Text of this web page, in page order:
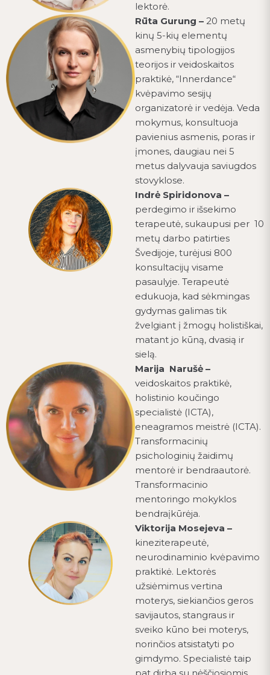
lektorė.
Rūta Gurung – 20 metų
kinų 5-kių elementų
asmenybių tipologijos
teorijos ir veidoskaitos
praktikė, “Innerdance“
kvėpavimo sesijų
organizatorė ir vedėja. Veda
mokymus, konsultuoja
pavienius asmenis, poras ir
įmones, daugiau nei 5
metus dalyvauja saviugdos
stovyklose.
Indrė Spiridonova –
perdegimo ir išsekimo
terapeutė, sukaupusi per 10
metų darbo patirties
Švedijoje, turėjusi 800
konsultacijų visame
pasaulyje. Terapeutė
edukuoja, kad sėkmingas
gydymas galimas tik
žvelgiant į žmogų holistiškai,
matant jo kūną, dvasią ir
sielą.
Marija Narušė –
veidoskaitos praktikė,
holistinio koučingo
specialistė (ICTA),
eneagramos meistrė (ICTA).
Transformacinių
psichologinių žaidimų
mentorė ir bendraautorė.
Transformacinio
mentoringo mokyklos
bendraįkūrėja.
Viktorija Mosejeva –
kineziterapeutė,
neurodinaminio kvėpavimo
praktikė. Lektorės
užsiėmimus vertina
moterys, siekiančios geros
savijautos, stangraus ir
sveiko kūno bei moterys,
norinčios atsistatyti po
gimdymo. Specialistė taip